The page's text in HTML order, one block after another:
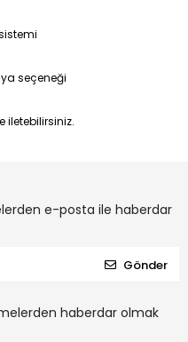
seçeneği
iletebilirsiniz.
e-posta ile haberdar
Gönder
haberdar olmak